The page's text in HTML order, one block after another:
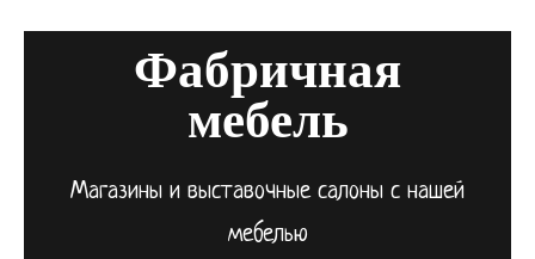
Фабричная
мебель
Магазины и выставочные салоны с нашей
мебелью